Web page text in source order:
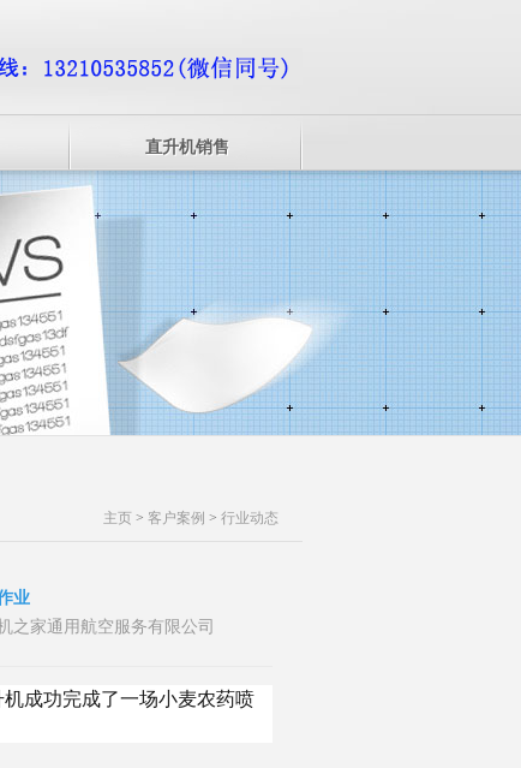
直升机销售
主页 > 客户案例 > 行业动态
业
家通用航空服务有限公司
成功完成了一场小麦农药喷